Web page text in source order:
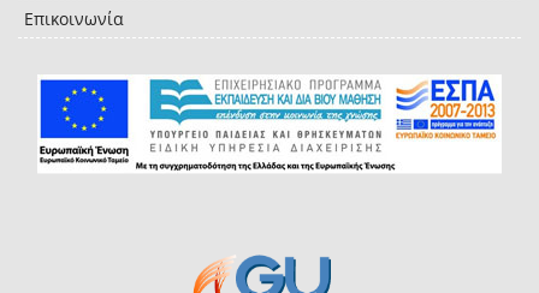
Επικοινωνία